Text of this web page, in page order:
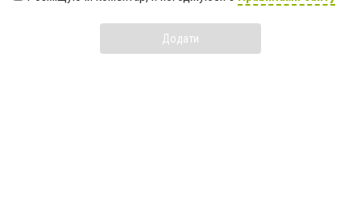
Додати